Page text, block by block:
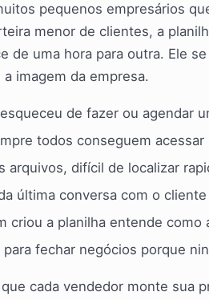
pequenos empresários
menor de clientes, a
de uma hora para outra. Ele
a imagem da empresa.
de fazer ou agendar
todos conseguem acessar
arquivos, difícil de localizar
última conversa com o
criou a planilha entende como
para fechar negócios porque
cada vendedor monte sua